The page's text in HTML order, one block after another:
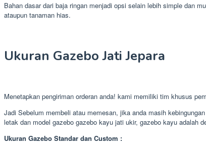
Bahan dasar dari baja ringan menjadi opsi selain lebih simple dan
ataupun tanaman hias.
Ukuran Gazebo Jati Jepara
Menetapkan pengiriman orderan anda! kami memiliki tim khusus
Jadi Sebelum membeli atau memesan, jika anda masih
letak dan model gazebo gazebo kayu jati ukir, gazebo kayu adalah
Ukuran Gazebo Standar dan Custom :